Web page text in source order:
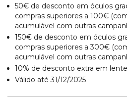
50€ de desconto em óculos
compras superiores a 100€
acumulável com outras
150€ de desconto em óculos
compras superiores a 300€
acumulável com outras
10% de desconto extra em
Válido até 31/12/2025